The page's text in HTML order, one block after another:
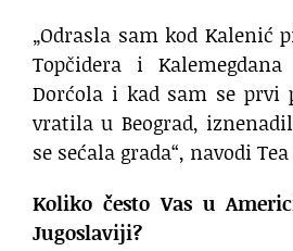
„Odrasla sam kod Kalenić
Topčidera i
Dorćola i kad sam se prvi
vratila u Beograd,
se sećala grada“, navodi
Koliko često Vas u
Jugoslaviji?